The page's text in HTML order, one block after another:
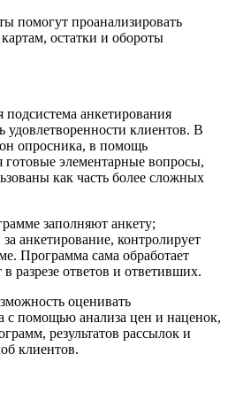
помогут проанализировать
остатки и обороты
подсистема анкетирования
удовлетворенности клиентов. В
опросника, в помощь
готовые элементарные вопросы,
как часть более сложных
заполняют анкету;
анкетирование, контролирует
Программа сама обработает
разрезе ответов и ответивших.
оценивать
с помощью анализа цен и наценок,
результатов рассылок и
клиентов.